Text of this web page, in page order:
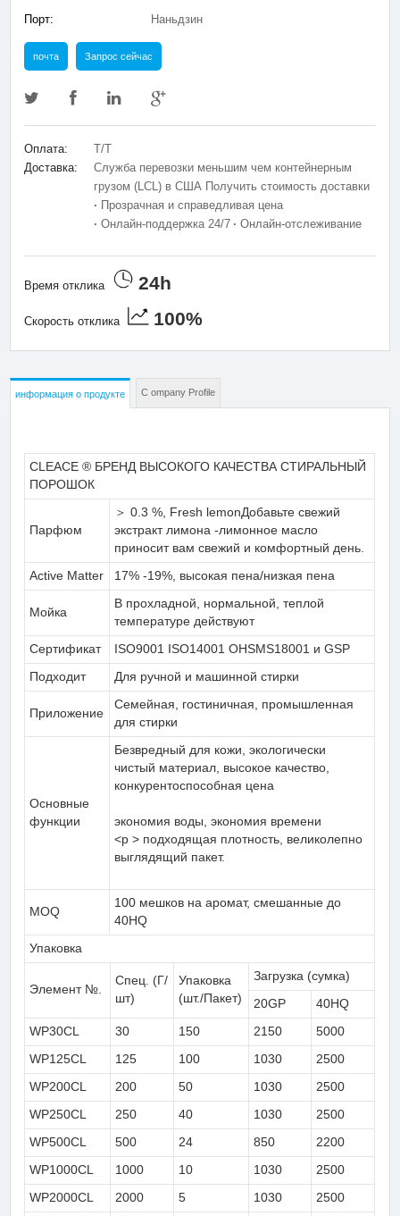
Порт: Наньдзин
почта Запрос сейчас
Оплата:
T/T
Доставка:
Служба перевозки меньшим чем контейнерным
грузом (LCL) в США Получить стоимость доставки
· Прозрачная и справедливая цена
· Онлайн-поддержка 24/7 · Онлайн-отслеживание
Время отклика 24h
Скорость отклика 100%
информация о продукте
CLEACE ® БРЕНД ВЫСОКОГО КАЧЕСТВА СТИРАЛЬНЫЙ
ПОРОШОК
Парфюм
＞ 0.3 %, Fresh lemonДобавьте свежий
экстракт лимона -лимонное масло
приносит вам свежий и комфортный день.
Active Matter 17% -19%, высокая пена/низкая пена
Мойка
В прохладной, нормальной, теплой
температуре действуют
Сертификат ISO9001 ISO14001 OHSMS18001 и GSP
Подходит Для ручной и машинной стирки
Приложение
Семейная, гостиничная, промышленная
для стирки
Основные
функции
Безвредный для кожи, экологически
чистый материал, высокое качество,
конкурентоспособная цена
экономия воды, экономия времени
<р > подходящая плотность, великолепно
выглядящий пакет.
MOQ
100 мешков на аромат, смешанные до
40HQ
Упаковка
Элемент №.
Спец. (Г/
шт)
Упаковка
(шт./Пакет)
Загрузка (сумка)
20GP 40HQ
WP30CL 30 150 2150 5000
WP125CL 125 100 1030 2500
WP200CL 200 50 1030 2500
WP250CL 250 40 1030 2500
WP500CL 500 24 850 2200
WP1000CL 1000 10 1030 2500
WP2000CL 2000 5 1030 2500
C ompany Profile